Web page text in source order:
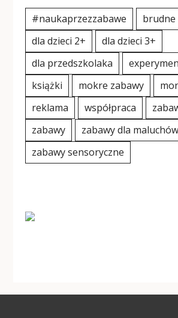
#naukaprzezzabawe
brudne
dla dzieci 2+
dla dzieci 3+
dla przedszkolaka
książki
mokre zabawy
reklama
współpraca
zabawy
zabawy dla maluchów
zabawy sensoryczne